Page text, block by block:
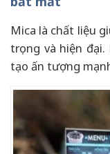
Mica là chất liệu
trọng và hiện
tạo ấn tượng